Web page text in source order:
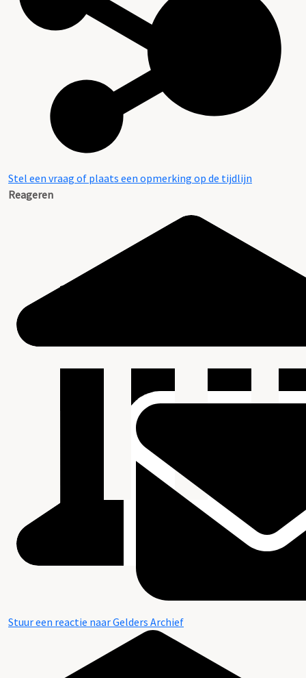
Stel een vraag of plaats een opmerking op de tijdlijn
Reageren
Stuur een reactie naar Gelders Archief